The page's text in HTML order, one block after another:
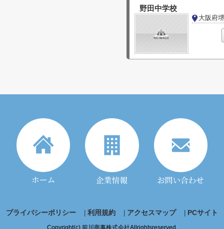
野田中学校
大阪府
プライバシーポリシー 利用規約 アクセスマップ PCサイト